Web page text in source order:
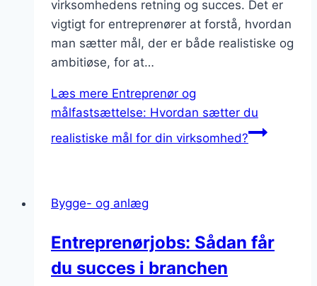
virksomhedens retning og succes. Det er
vigtigt for entreprenører at forstå, hvordan
man sætter mål, der er både realistiske og
ambitiøse, for at…
Læs mere Entreprenør og
målfastsættelse: Hvordan sætter du
realistiske mål for din virksomhed?
Bygge- og anlæg
Entreprenørjobs: Sådan får
du succes i branchen